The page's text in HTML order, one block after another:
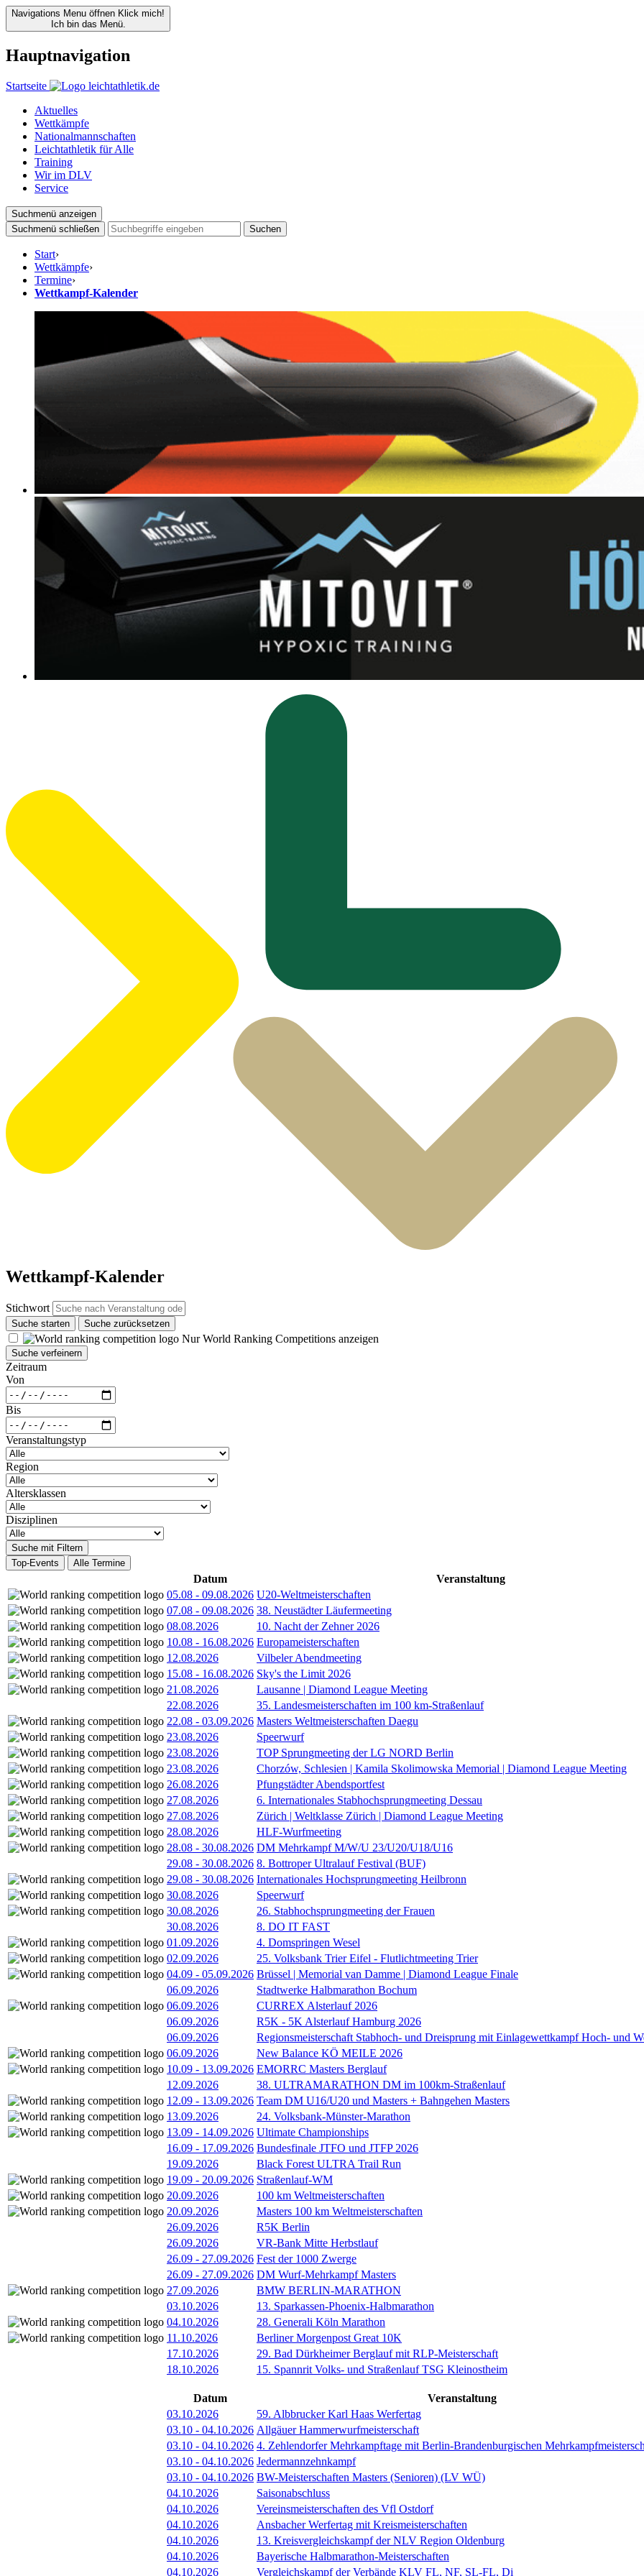
Navigations Menu öffnen Klick mich!
Ich bin das Menü.
Hauptnavigation
Startseite
Aktuelles
Wettkämpfe
Nationalmannschaften
Leichtathletik für Alle
Training
Wir im DLV
Service
Suchmenü anzeigen
Suchmenü schließen
Suchen
Start›
Wettkämpfe›
Termine›
Wettkampf-Kalender
Wettkampf-Kalender
Stichwort
Suche starten Suche zurücksetzen
Nur World Ranking Competitions anzeigen
Suche verfeinern
Zeitraum
Von
Bis
Veranstaltungstyp
Region
Altersklassen
Disziplinen
Suche mit Filtern
Top-Events
Alle Termine
Datum Veranstaltung
05.08 - 09.08.2026 U20-Weltmeisterschaften
07.08 - 09.08.2026 38. Neustädter Läufermeeting
08.08.2026
10. Nacht der Zehner 2026
10.08 - 16.08.2026 Europameisterschaften
12.08.2026
Vilbeler Abendmeeting
15.08 - 16.08.2026 Sky's the Limit 2026
21.08.2026
Lausanne | Diamond League Meeting
22.08.2026
35. Landesmeisterschaften im 100 km-Straßenlauf
22.08 - 03.09.2026 Masters Weltmeisterschaften Daegu
23.08.2026
Speerwurf
23.08.2026
TOP Sprungmeeting der LG NORD Berlin
23.08.2026
Chorzów, Schlesien | Kamila Skolimowska Memorial | Diamond League Meeting
26.08.2026
Pfungstädter Abendsportfest
27.08.2026
6. Internationales Stabhochsprungmeeting Dessau
27.08.2026
Zürich | Weltklasse Zürich | Diamond League Meeting
28.08.2026
HLF-Wurfmeeting
28.08 - 30.08.2026 DM Mehrkampf M/W/U 23/U20/U18/U16
29.08 - 30.08.2026 8. Bottroper Ultralauf Festival (BUF)
29.08 - 30.08.2026 Internationales Hochsprungmeeting Heilbronn
30.08.2026
Speerwurf
30.08.2026
26. Stabhochsprungmeeting der Frauen
30.08.2026
8. DO IT FAST
01.09.2026
4. Domspringen Wesel
02.09.2026
25. Volksbank Trier Eifel - Flutlichtmeeting Trier
04.09 - 05.09.2026 Brüssel | Memorial van Damme | Diamond League Finale
06.09.2026
Stadtwerke Halbmarathon Bochum
06.09.2026
CURREX Alsterlauf 2026
06.09.2026
R5K - 5K Alsterlauf Hamburg 2026
06.09.2026
Regionsmeisterschaft Stabhoch- und Dreisprung mit Einlagewettkampf Hoch- und
06.09.2026
New Balance KÖ MEILE 2026
10.09 - 13.09.2026 EMORRC Masters Berglauf
12.09.2026
38. ULTRAMARATHON DM im 100km-Straßenlauf
12.09 - 13.09.2026 Team DM U16/U20 und Masters + Bahngehen Masters
13.09.2026
24. Volksbank-Münster-Marathon
13.09 - 14.09.2026 Ultimate Championships
16.09 - 17.09.2026 Bundesfinale JTFO und JTFP 2026
19.09.2026
Black Forest ULTRA Trail Run
19.09 - 20.09.2026 Straßenlauf-WM
20.09.2026
100 km Weltmeisterschaften
20.09.2026
Masters 100 km Weltmeisterschaften
26.09.2026
R5K Berlin
26.09.2026
VR-Bank Mitte Herbstlauf
26.09 - 27.09.2026 Fest der 1000 Zwerge
26.09 - 27.09.2026 DM Wurf-Mehrkampf Masters
27.09.2026
BMW BERLIN-MARATHON
03.10.2026
13. Sparkassen-Phoenix-Halbmarathon
04.10.2026
28. Generali Köln Marathon
11.10.2026
Berliner Morgenpost Great 10K
17.10.2026
29. Bad Dürkheimer Berglauf mit RLP-Meisterschaft
18.10.2026
15. Spannrit Volks- und Straßenlauf TSG Kleinostheim
Datum Veranstaltung
03.10.2026
59. Albbrucker Karl Haas Werfertag
03.10 - 04.10.2026 Allgäuer Hammerwurfmeisterschaft
03.10 - 04.10.2026 4. Zehlendorfer Mehrkampftage mit Berlin-Brandenburgischen
03.10 - 04.10.2026 Jedermannzehnkampf
03.10 - 04.10.2026 BW-Meisterschaften Masters (Senioren) (LV WÜ)
04.10.2026
Saisonabschluss
04.10.2026
Vereinsmeisterschaften des Vfl Ostdorf
04.10.2026
Ansbacher Werfertag mit Kreismeisterschaften
04.10.2026
13. Kreisvergleichskampf der NLV Region Oldenburg
04.10.2026
Bayerische Halbmarathon-Meisterschaften
04.10.2026
Vergleichskampf der Verbände KLV FL, NF, SL-FL, Di